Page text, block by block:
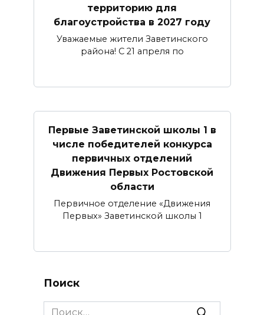
территорию для
благоустройства в 2027 году
Уважаемые жители Заветинского
района! С 21 апреля по
Первые Заветинской школы 1 в
числе победителей конкурса
первичных отделений
Движения Первых Ростовской
области
Первичное отделение «Движения
Первых» Заветинской школы 1
Поиск
Search